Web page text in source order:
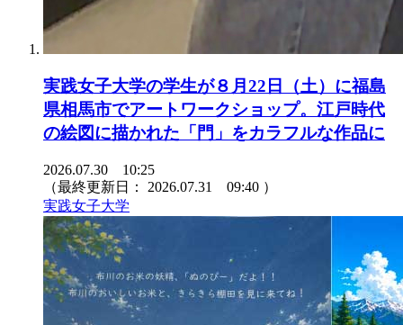
実践女子大学の学生が８月22日（土）に福島
県相馬市でアートワークショップ。江戸時代
の絵図に描かれた「門」をカラフルな作品に
2026.07.30 10:25
（最終更新日： 2026.07.31 09:40 ）
実践女子大学